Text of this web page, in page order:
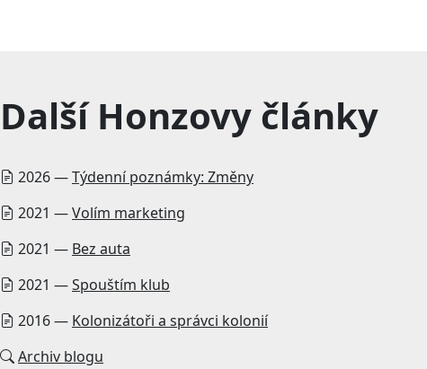
Další Honzovy články
2026 —Týdenní poznámky: Změny
2021 —Volím marketing
2021 — Bez auta
2021 —Spouštím klub
2016 — Kolonizátoři a správci kolonií
Archiv blogu